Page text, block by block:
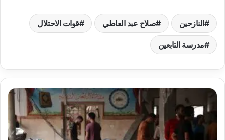
النازحين صلاح عبد العاطي قوات الاحتلال
مدرسة التابعين
ا
ي